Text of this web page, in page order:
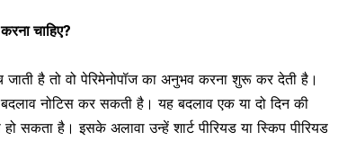
चाहिए?
है तो वो पेरिमेनोपॉज का अनुभव करना शुरू कर देती है।
नोटिस कर सकती है। यह बदलाव एक या दो दिन की
सकता है। इसके अलावा उन्हें शार्टपीरियड या स्किप पीरियड